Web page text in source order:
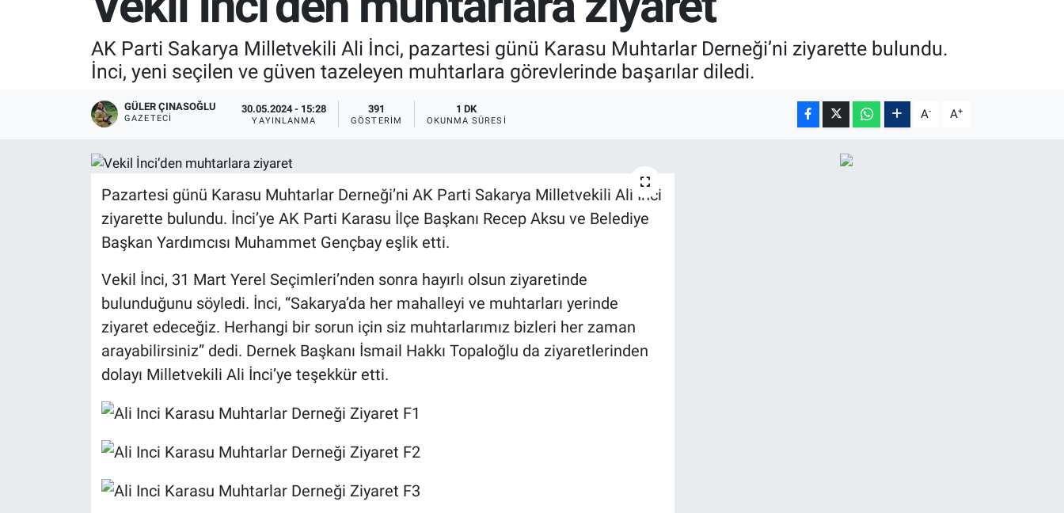
AK Parti Sakarya Milletvekili Ali İnci, pazartesi günü Karasu Muhtarlar Derneği’ni ziyarette bulundu.
İnci, yeni seçilen ve güven tazeleyen muhtarlara görevlerinde başarılar diledi.
GÜLER ÇINASOĞLU
GAZETECI
30.05.2024 - 15:28
YAYINLANMA
391
GÖSTERIM
1 DK
OKUNMA SÜRESI A- A+
Pazartesi günü Karasu Muhtarlar Derneği’ni AK Parti Sakarya Milletvekili Ali İnci
ziyarette bulundu. İnci’ye AK Parti Karasu İlçe Başkanı Recep Aksu ve Belediye
Başkan Yardımcısı Muhammet Gençbay eşlik etti.
Vekil İnci, 31 Mart Yerel Seçimleri’nden sonra hayırlı olsun ziyaretinde
bulunduğunu söyledi. İnci, “Sakarya’da her mahalleyi ve muhtarları yerinde
ziyaret edeceğiz. Herhangi bir sorun için siz muhtarlarımız bizleri her zaman
arayabilirsiniz” dedi. Dernek Başkanı İsmail Hakkı Topaloğlu da ziyaretlerinden
dolayı Milletvekili Ali İnci’ye teşekkür etti.